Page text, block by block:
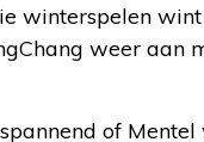
winterspelen
weer aan
of